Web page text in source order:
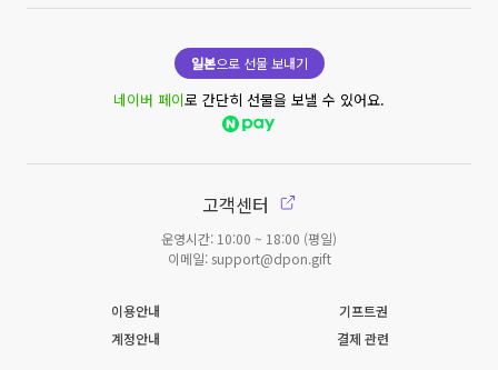
일본으로 선물 보내기
네이버 페이로 간단히 선물을 보낼 수 있어요.
고객센터
운영시간: 10:00 ~ 18:00 (평일)
이메일: support@dpon.gift
이용안내
기프트권
계정안내
결제 관련